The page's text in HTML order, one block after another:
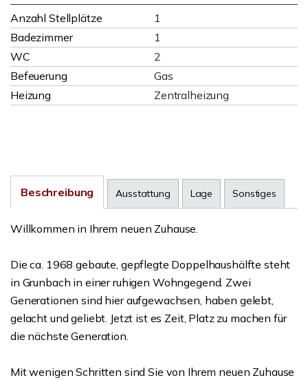
Anzahl Stellplätze
1
Badezimmer
1
WC
2
Befeuerung
Gas
Heizung
Zentralheizung
Beschreibung Ausstattung Lage Sonstiges
Willkommen in Ihrem neuen Zuhause.
Die ca. 1968 gebaute, gepflegte Doppelhaushälfte steht
in Grunbach in einer ruhigen Wohngegend. Zwei
Generationen sind hier aufgewachsen, haben gelebt,
gelacht und geliebt. Jetzt ist es Zeit, Platz zu machen für
die nächste Generation.
Mit wenigen Schritten sind Sie von Ihrem neuen Zuhause